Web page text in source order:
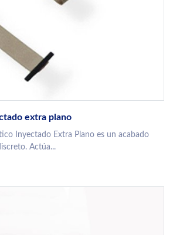
extra plano
Inyectado Extra Plano es un acabado
Actúa...